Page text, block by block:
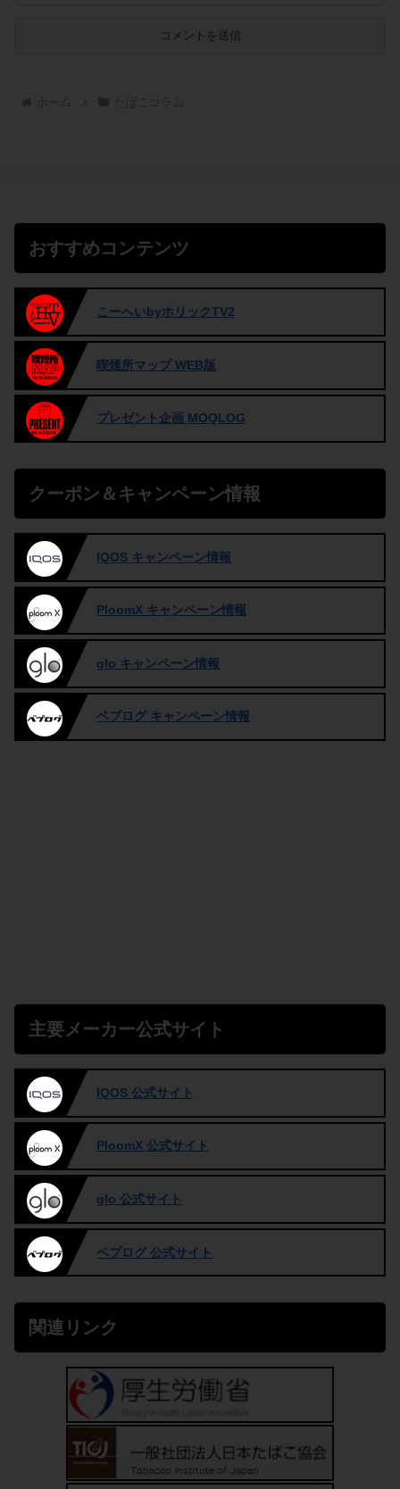
おすすめコンテンツ
こーへいbyホリックTV2
喫煙所マップ WEB版
プレゼント企画 MOQLOG
クーポン＆キャンペーン情報
IQOS キャンペーン情報
PloomX キャンペーン情報
glo キャンペーン情報
ベプログ キャンペーン情報
主要メーカー公式サイト
IQOS 公式サイト
PloomX 公式サイト
glo 公式サイト
ベプログ 公式サイト
関連リンク